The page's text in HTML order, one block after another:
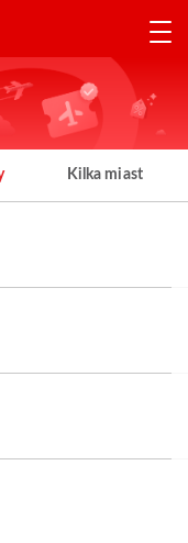
Kilka miast